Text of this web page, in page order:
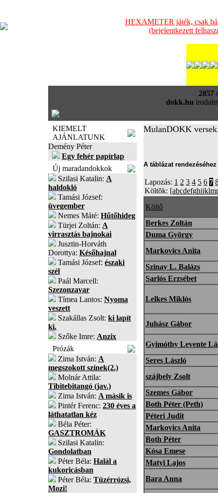
HEXAMETER játék, csak
(bejelentkezett
2857
dokk.hu
KIEMELT
AJÁNLATUNK
Demény Péter
Egy fehér papírlap
Új maradandokkok
Szilasi Katalin: A
haldokló
Tamási József:
üvegember
Nemes Máté: Hűtőhideg
Türjei Zoltán: A
virrasztás bajnokai
Jusztin-Horváth
Dorottya: Későhajnal
Tamási József: északi
szél
Paál Marcell:
Szezonzavar
Tímea Lantos: Nyoma
veszett
Szakállas Zsolt: ki lapít
ki.
Szőke Imre: Anzix
Prózák
Zima István: A
megszokott színek(2.)
Molnár Attila:
Tibitebitangó (jav.)
Zima István: A másik is
Pintér Ferenc: 230 éves a
láthatatlan kéz
Béla Péter:
GASZTROMÁK
Szilasi Katalin:
Gondolatban
Péter Béla: Halál a
kukoricásban
Péter Béla: Tüzérrózsi,
Mozi!
MulanDOKK versek
A táblázat
Lapozás: 1 2 3 4 5 6 7
Költõk: [abcdefghijklm
Költô
Berkes Zoltán
Duma György
Markovics Anita
Szinay L. Balázs
Sarlós Erzsébet
Lelkes Miklós
Juhász Gábor
Gyimóthy Levente
Seres László
szájbely Zsolt
Szemes Gábor
Both Péter (Peth)
Péteri Judit
Markovics Anita
Both Péter
Kósa Emese
Matyi Lajos
Bara Anna